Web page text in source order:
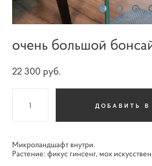
очень большой
22 300 pуб.
ДОБАВИТЬ В
Микроландшафт внутри.
Растение: фикус гинсенг, мох